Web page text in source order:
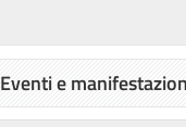
Eventi e